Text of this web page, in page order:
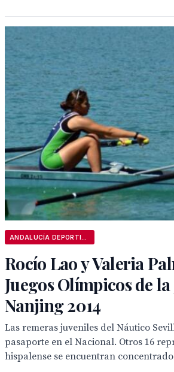
Rocío Lao y Valeria
Juegos Olímpicos de
Nanjing 2014
Las remeras juveniles del Náutico
pasaporte en el Nacional. Otros 16
hispalense se encuentran